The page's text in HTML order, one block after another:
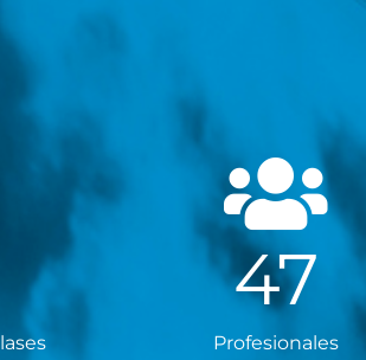
47
Profesionales